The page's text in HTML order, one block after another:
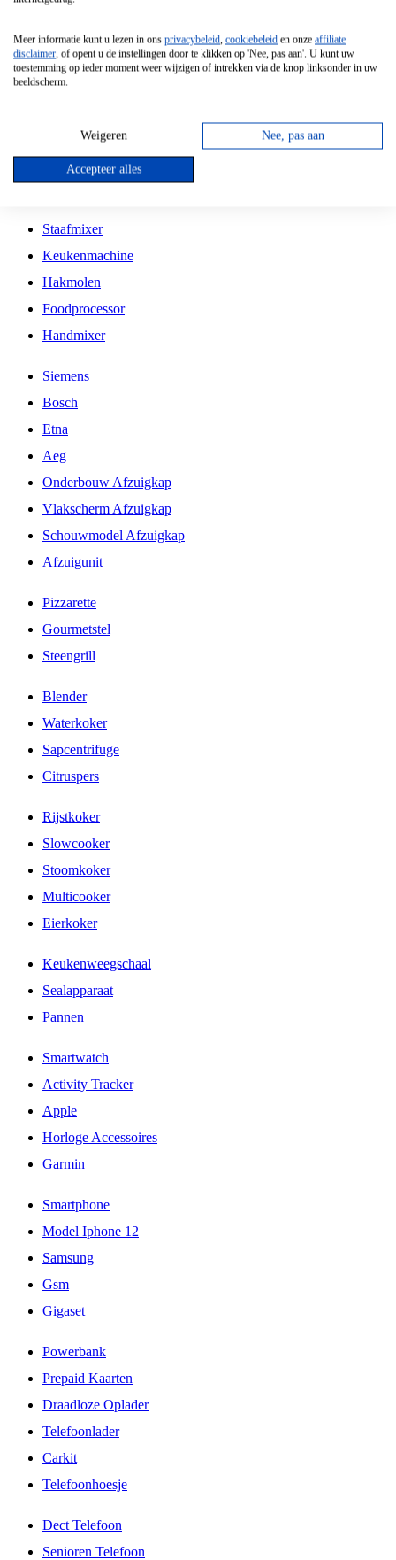
Vrijstaande Magnetron
Vrijstaande Kookplaat
Inbouw Gaskookplaat
Inbouw Keramische Kookplaat
Kookplaat Accessoires
Staafmixer
Keukenmachine
Hakmolen
Foodprocessor
Handmixer
Siemens
Bosch
Etna
Aeg
Onderbouw Afzuigkap
Vlakscherm Afzuigkap
Schouwmodel Afzuigkap
Afzuigunit
Pizzarette
Gourmetstel
Steengrill
Blender
Waterkoker
Sapcentrifuge
Citruspers
Rijstkoker
Slowcooker
Stoomkoker
Multicooker
Eierkoker
Keukenweegschaal
Sealapparaat
Pannen
Smartwatch
Activity Tracker
Apple
Horloge Accessoires
Garmin
Smartphone
Model Iphone 12
Samsung
Gsm
Gigaset
Powerbank
Prepaid Kaarten
Draadloze Oplader
Telefoonlader
Carkit
Telefoonhoesje
Dect Telefoon
Senioren Telefoon
Meer informatie kunt u lezen in ons privacybeleid, cookiebeleid en onze affiliate
disclaimer, of opent u de instellingen door te klikken op 'Nee, pas aan'. U kunt uw
toestemming op ieder moment weer wijzigen of intrekken via de knop linksonder in uw
beeldscherm.
Weigeren Nee, pas aan
Accepteer alles